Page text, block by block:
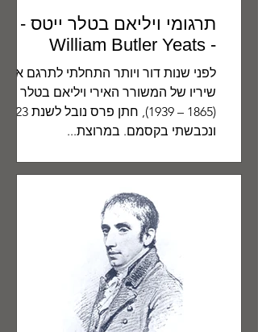
- William Butler Yeats
לפני שנות דור ויותר התחלתי לתרגם את
שיריו של המשורר האירי ויליאם בטלר
ונכבשתי בקסמם. במרוצת...